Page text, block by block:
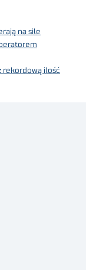
na sile
rekordową ilość